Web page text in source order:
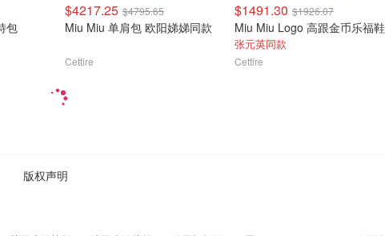
包
$4217.25 $4795.65
Miu Miu 单肩包 欧阳娣娣同款
Cettire
$1491.30 $1926.07
Miu Miu Logo 高跟金币乐福鞋
张元英同款
Cettire
版权声明